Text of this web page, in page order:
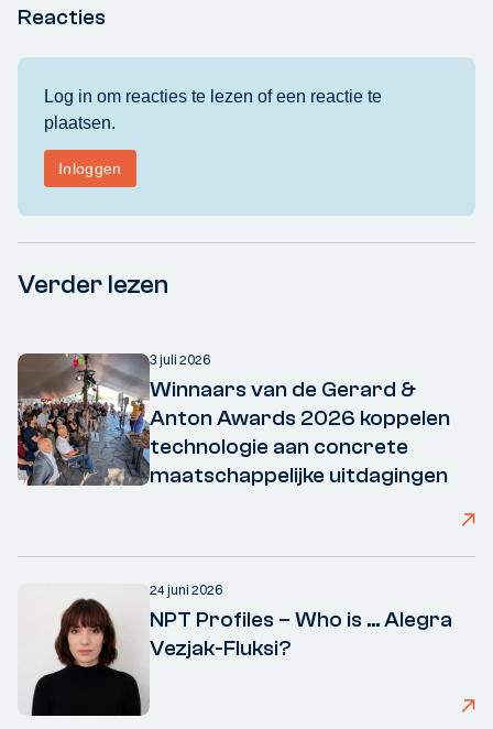
Reacties
Verder lezen
3 juli 2026
Winnaars van de Gerard &
Anton Awards 2026 koppelen
technologie aan concrete
maatschappelijke uitdagingen
24 juni 2026
NPT Profiles – Who is ... Alegra
Vezjak-Fluksi?